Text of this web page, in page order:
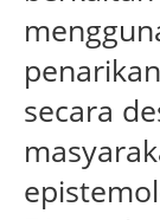
secara